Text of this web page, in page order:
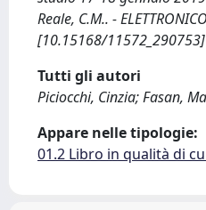
Reale, C.M.. -
[10.15168/11572_290753]
Tutti gli autori
Piciocchi, Cinzia; Fasan,
Appare nelle tipologie:
01.2 Libro in qualità di